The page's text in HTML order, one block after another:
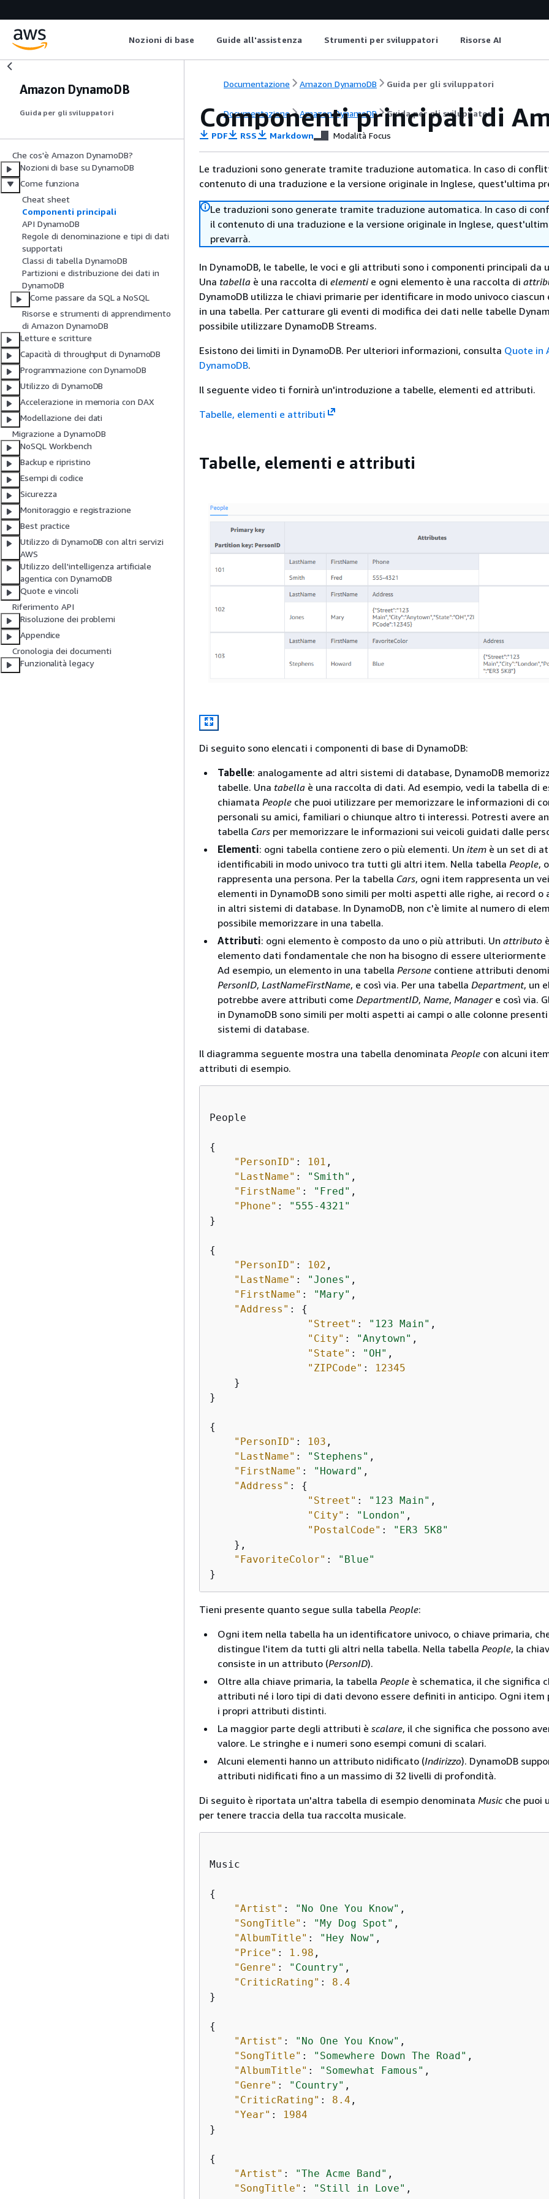
Nozioni di base Guide all'assistenza Strumenti per sviluppatori Risorse AI
Amazon DynamoDB
Guida per gli sviluppatori
Che cos'è Amazon DynamoDB?
Nozioni di base su DynamoDB
Come funziona
Cheat sheet
Componenti principali
API DynamoDB
Regole di denominazione e tipi di dati
supportati
Classi di tabella DynamoDB
Partizioni e distribuzione dei dati in
DynamoDB
Come passare da SQL a NoSQL
Risorse e strumenti di apprendimento
di Amazon DynamoDB
Letture e scritture
Capacità di throughput di DynamoDB
Programmazione con DynamoDB
Utilizzo di DynamoDB
Accelerazione in memoria con DAX
Modellazione dei dati
Migrazione a DynamoDB
NoSQL Workbench
Backup e ripristino
Esempi di codice
Sicurezza
Monitoraggio e registrazione
Best practice
Utilizzo di DynamoDB con altri servizi
AWS
Utilizzo dell'intelligenza artificiale
agentica con DynamoDB
Quote e vincoli
Riferimento API
Risoluzione dei problemi
Appendice
Cronologia dei documenti
Funzionalità legacy
Documentazione Amazon DynamoDB Guida per gli sviluppatori
Documentazione Amazon DynamoDB Guida per gli sviluppatori
Componenti principali di
PDF RSS Markdown Modalità Focus
Le traduzioni sono generate tramite traduzione automatica. In caso di
contenuto di una traduzione e la versione originale in Inglese, quest'ultima
Le traduzioni sono generate tramite traduzione automatica. In caso di
il contenuto di una traduzione e la versione originale in Inglese,
prevarrà.
In DynamoDB, le tabelle, le voci e gli attributi sono i componenti principali da
Una tabella è una raccolta di elementie ogni elemento è una raccolta di
DynamoDB utilizza le chiavi primarie per identificare in modo univoco ciascun
in una tabella. Per catturare gli eventi di modifica dei dati nelle tabelle
possibile utilizzare DynamoDB Streams.
Esistono dei limiti in DynamoDB. Per ulteriori informazioni, consulta Quote in
DynamoDB.
Il seguente video ti fornirà un'introduzione a tabelle, elementi ed attributi.
Tabelle, elementi e attributi
Tabelle, elementi e attributi
Di seguito sono elencati i componenti di base di DynamoDB:
Tabelle: analogamente ad altri sistemi di database, DynamoDB
tabelle. Una tabella è una raccolta di dati. Ad esempio, vedi la tabella di
chiamata People che puoi utilizzare per memorizzare le informazioni di
personali su amici, familiari o chiunque altro ti interessi. Potresti avere
tabella Cars per memorizzare le informazioni sui veicoli guidati dalle
Elementi: ogni tabella contiene zero o più elementi. Un item è un set di
identificabili in modo univoco tra tutti gli altri item. Nella tabella People,
rappresenta una persona. Per la tabella Cars, ogni item rappresenta un
elementi in DynamoDB sono simili per molti aspetti alle righe, ai record o
in altri sistemi di database. In DynamoDB, non c'è limite al numero di
possibile memorizzare in una tabella.
Attributi: ogni elemento è composto da uno o più attributi. Un attributo
elemento dati fondamentale che non ha bisogno di essere ulteriormente
Ad esempio, un elemento in una tabella Persone contiene attributi
PersonID, LastNameFirstName, e così via. Per una tabella Department, un
potrebbe avere attributi come DepartmentID, Name, Managere così via.
in DynamoDB sono simili per molti aspetti ai campi o alle colonne
sistemi di database.
Il diagramma seguente mostra una tabella denominata People con alcuni
attributi di esempio.
People
{
"PersonID" : 101 ,
"LastName" : "Smith" ,
"FirstName" : "Fred" ,
"Phone" :
"555-4321"
}
{
"PersonID" : 102 ,
"LastName" : "Jones" ,
"FirstName" : "Mary" ,
"Address" : {
"Street" : "123 Main" ,
"City" : "Anytown" ,
"State" : "OH" ,
"ZIPCode" :
12345
    }
}
{
"PersonID" : 103 ,
"LastName" : "Stephens" ,
"FirstName" : "Howard" ,
"Address" : {
"Street" : "123 Main" ,
"City" : "London"
"PostalCode" :
"ER3 5K8"
    },
"FavoriteColor" :
"Blue"
}
Tieni presente quanto segue sulla tabella People:
Ogni item nella tabella ha un identificatore univoco, o chiave primaria,
distingue l'item da tutti gli altri nella tabella. Nella tabella People, la
consiste in un attributo (PersonID).
Oltre alla chiave primaria, la tabella People è schematica, il che significa
attributi né i loro tipi di dati devono essere definiti in anticipo. Ogni item
i propri attributi distinti.
La maggior parte degli attributi è scalare, il che significa che possono
valore. Le stringhe e i numeri sono esempi comuni di scalari.
Alcuni elementi hanno un attributo nidificato (Indirizzo). DynamoDB
attributi nidificati fino a un massimo di 32 livelli di profondità.
Di seguito è riportata un'altra tabella di esempio denominata Musicche puoi
per tenere traccia della tua raccolta musicale.
Music
{
"Artist" : "No One You Know" ,
"SongTitle" : "My Dog Spot" ,
"AlbumTitle" : "Hey Now" ,
"Price" : 1.98 ,
"Genre" : "Country" ,
"CriticRating" : 8.4
}
{
"Artist" : "No One You Know" ,
"SongTitle" : "Somewhere Down The Road" ,
"AlbumTitle" : "Somewhat Famous" ,
"Genre" : "Country" ,
"CriticRating" : 8.4 ,
"Year" :
1984
}
{
"Artist" : "The Acme Band" ,
"SongTitle" : "Still in Love" ,